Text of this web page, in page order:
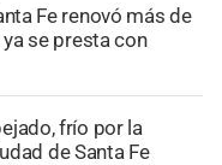
Fe renovó más de
se presta con
frío por la
de Santa Fe